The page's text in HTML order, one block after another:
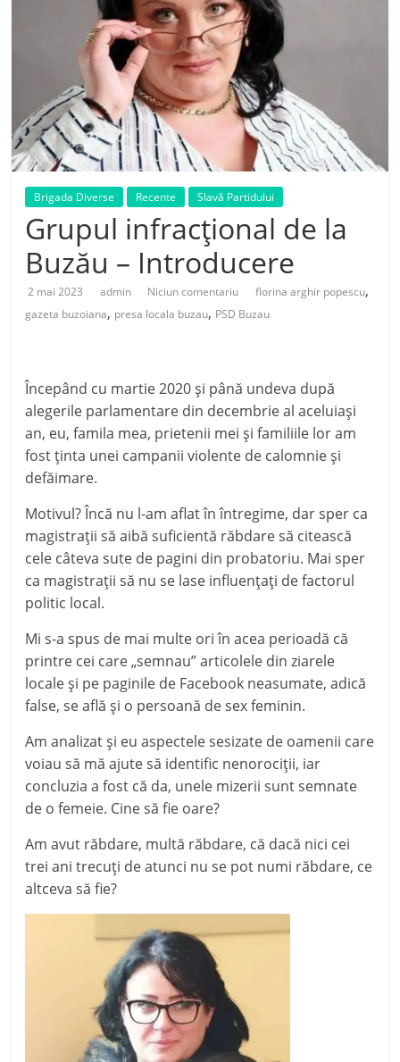
Brigada Diverse Recente Slavă Partidului
Grupul infracțional de la
Buzău – Introducere
2 mai 2023 admin Niciun comentariu florina arghir popescu,
gazeta buzoiana, presa locala buzau, PSD Buzau
Începând cu martie 2020 și până undeva după
alegerile parlamentare din decembrie al aceluiași
an, eu, famila mea, prietenii mei și familiile lor am
fost ținta unei campanii violente de calomnie și
defăimare.
Motivul? Încă nu l-am aflat în întregime, dar sper ca
magistrații să aibă suficientă răbdare să citească
cele câteva sute de pagini din probatoriu. Mai sper
ca magistrații să nu se lase influențați de factorul
politic local.
Mi s-a spus de mai multe ori în acea perioadă că
printre cei care „semnau” articolele din ziarele
locale și pe paginile de Facebook neasumate, adică
false, se află și o persoană de sex feminin.
Am analizat și eu aspectele sesizate de oamenii care
voiau să mă ajute să identific nenorociții, iar
concluzia a fost că da, unele mizerii sunt semnate
de o femeie. Cine să fie oare?
Am avut răbdare, multă răbdare, că dacă nici cei
trei ani trecuți de atunci nu se pot numi răbdare, ce
altceva să fie?